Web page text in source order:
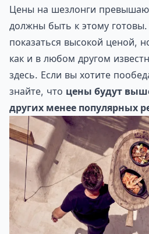
Цены на шезлонги
должны быть к этому
показаться высокой ценой,
как и в любом другом
здесь. Если вы хотите
знайте, что цены будут
других менее популярных